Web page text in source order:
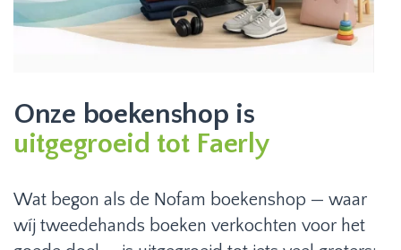
Onze boekenshop is
uitgegroeid tot Faerly
Wat begon als de Nofam boekenshop — waar
wíj tweedehands boeken verkochten voor het